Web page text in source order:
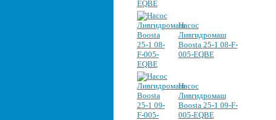
Насос
Ливгидромаш
Boosta 25-1 08-F-
005-EQBE
Насос
Ливгидромаш
Boosta 25-1 09-F-
005-EQBE